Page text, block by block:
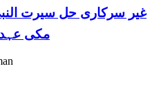
غیر سرکاری حل سیرت
مکی عہد